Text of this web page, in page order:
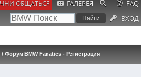
ОБЩАТЬСЯ
ГАЛЕРЕЯ
FAQ
ВХОД
/ Форум BMW Fanatics - Регистрация